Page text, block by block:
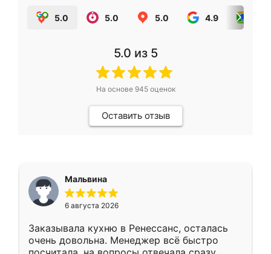
5.0 5.0 5.0 4.9
5.0 из 5
На основе 945оценок
Оставить отзыв
Мальвина
6 августа 2026
Заказывала кухню в Ренессанс, осталась
очень довольна. Менеджер всё быстро